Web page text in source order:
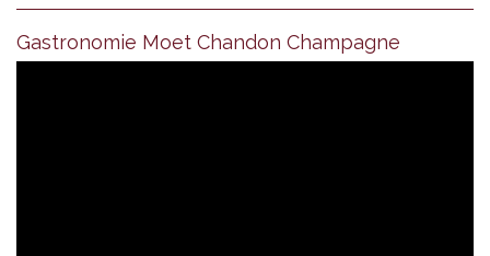
Gastronomie Moet Chandon Champagne